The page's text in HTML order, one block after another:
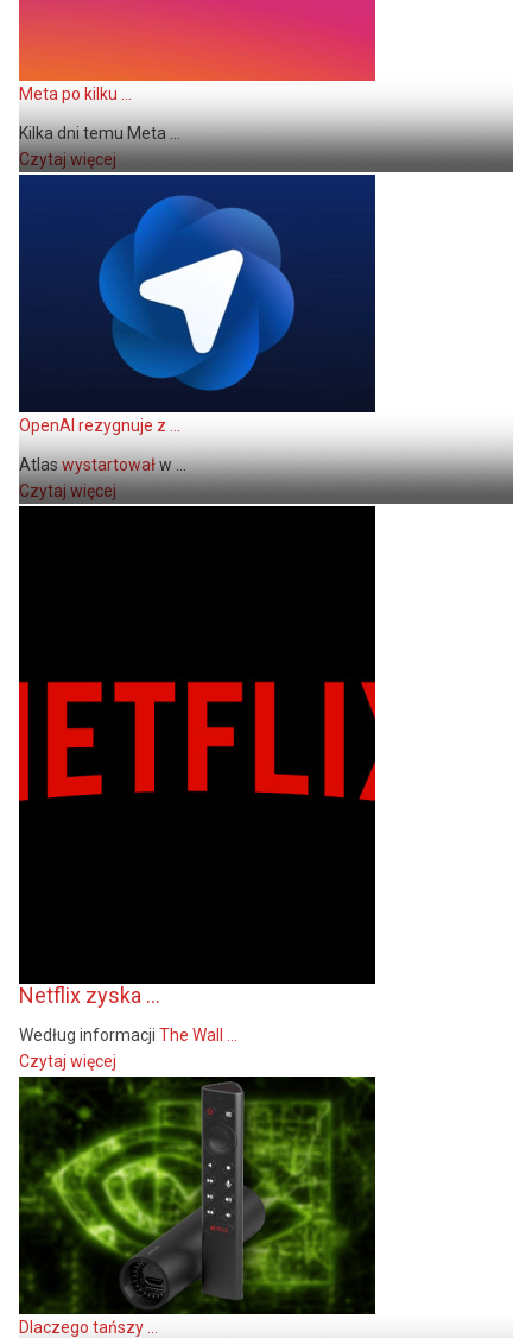
Meta po kilku ...
Kilka dni temu Meta ...
Czytaj więcej
OpenAI rezygnuje z ...
Atlaswystartowałw ...
Czytaj więcej
Netflix zyska ...
Według informacji The Wall ...
Czytaj więcej
Dlaczego tańszy ...